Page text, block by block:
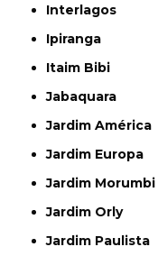
Interlagos
Ipiranga
Itaim Bibi
Jabaquara
Jardim América
Jardim Europa
Jardim Morumbi
Jardim Orly
Jardim Paulista